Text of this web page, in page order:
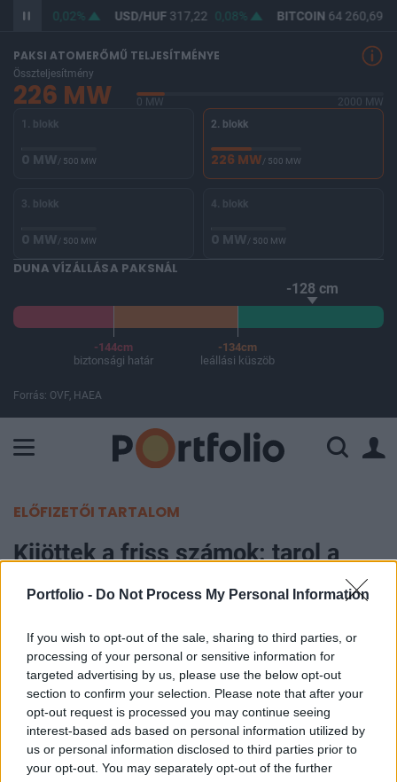
Portfolio - Do Not Process My Personal Information
If you wish to opt-out of the sale, sharing to third parties, or
processing of your personal or sensitive information for
targeted advertising by us, please use the below opt-out
section to confirm your selection. Please note that after your
opt-out request is processed you may continue seeing
interest-based ads based on personal information utilized by
us or personal information disclosed to third parties prior to
your opt-out. You may separately opt-out of the further
365,49 0,02% USD/HUF317,22 0,08% BITCOIN64 260,69
PAKSI ATOMERŐMŰ TELJESÍTMÉNYE
Összteljesítmény
226 MW 0 MW
2000 MW
1. blokk
0 MW/ 500 MW
2. blokk
226 MW/ 500 MW
3. blokk
0 MW/ 500 MW
4. blokk
0 MW/ 500 MW
DUNA VÍZÁLLÁSA PAKSNÁL
-128 cm
-144cm
biztonsági határ
-134cm
leállási küszöb
Forrás: OVF, HAEA
ELŐFIZETŐI TARTALOM
Kijöttek a friss számok: tarol a
szuperállampapír
2020. január 24. 11:34
Egy év alatt 1558 milliárd forinttal emelkedett a
lakossági állampapírok állománya tavaly, év
végén már több mint 9200 milliárd forintnyi
megtakarítás volt bennük. Ennek harmadát a